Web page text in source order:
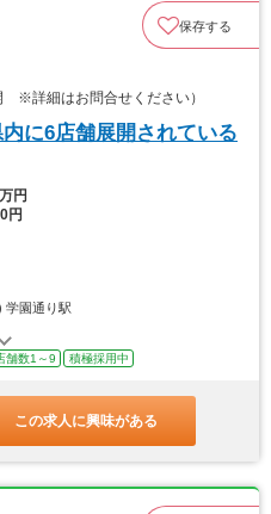
保存する
※詳細はお問合せください）
に6店舗展開されている
円
円
学園通り駅
舗数1～9 積極採用中
この求人に興味がある